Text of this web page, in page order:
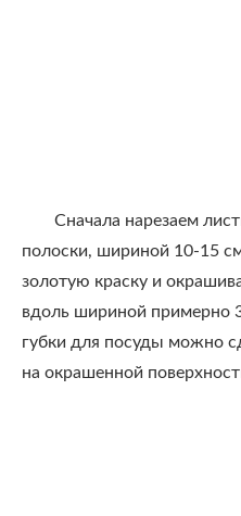
Сначала нарезаем
полоски, шириной 10-15
золотую краску и
вдоль шириной
губки для посуды можно
на окрашенной